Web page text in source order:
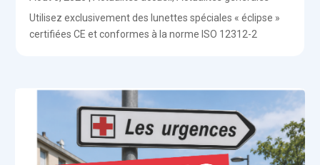
Utilisez exclusivement des lunettes spéciales « éclipse »
certifiées CE et conformes à la norme ISO 12312-2